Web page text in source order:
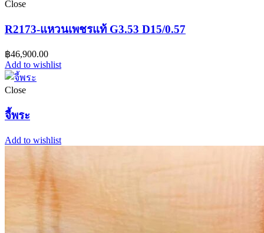
Close
R2173-แหวนเพชรแท้ G3.53 D15/0.57
฿46,900.00
Add to wishlist
Close
จี้พระ
Add to wishlist